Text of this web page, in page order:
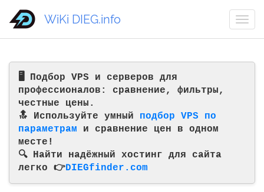
🖥️ Подбор VPS и серверов для
профессионалов: сравнение, фильтры,
честные цены.
🔝 Используйте умный подбор VPS по
параметрам и сравнение цен в одном
месте!
🔍 Найти надёжный хостинг для сайта
легко 👉DIEGfinder.com
WiKi DIEG.info